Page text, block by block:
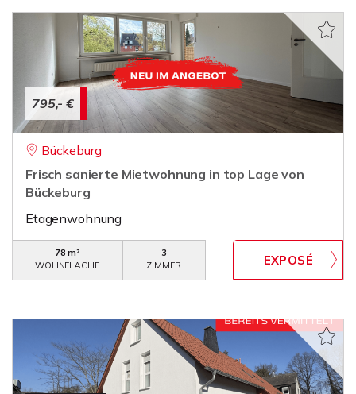
795,- €
Bückeburg
Frisch sanierte Mietwohnung in top Lage von
Bückeburg
Etagenwohnung
78 m²
WOHNFLÄCHE
3
ZIMMER